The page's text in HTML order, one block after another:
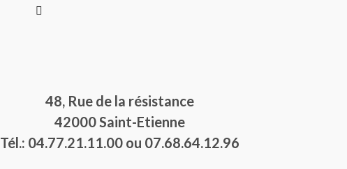
48, Rue de la résistance
42000 Saint-Etienne
Tél.: 04.77.21.11.00 ou 07.68.64.12.96